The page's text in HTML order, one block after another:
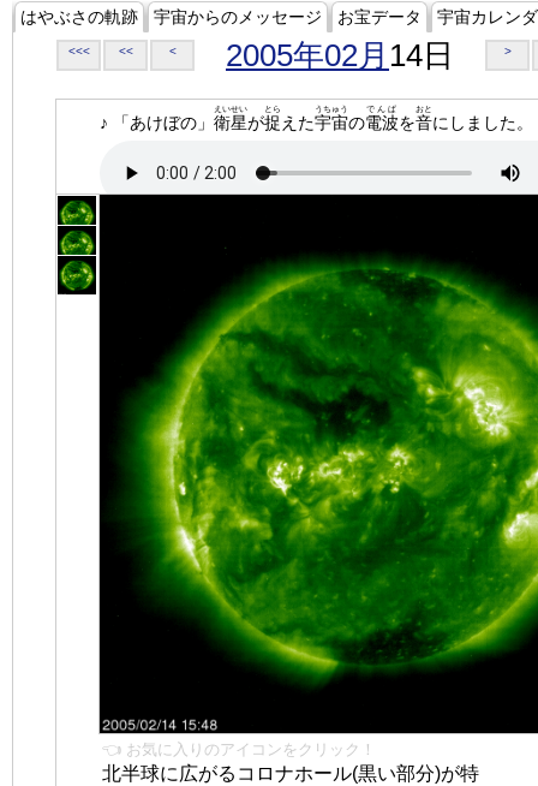
はやぶさの軌跡 宇宙からのメッセージ お宝データ 宇宙カレン
<<< << < 2005年02月 14日 >
♪ 「あけぼの」 衛星
えいせい
が捉
とら
えた宇宙
うちゅう
の電波
でんぱ
を音
おと
にしました。
👈 お気に入りのアイコンをクリック！
北半球に広がるコロナホール(黒い部分)が特